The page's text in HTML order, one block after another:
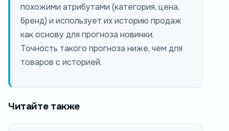
похожими атрибутами (категория, цена,
бренд) и использует их историю продаж
как основу для прогноза новинки.
Точность такого прогноза ниже, чем для
товаров с историей.
Читайте также